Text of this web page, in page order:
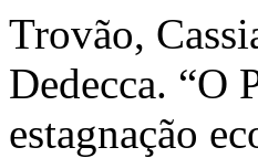
Trovão,
Dedecca. “O
estagnação